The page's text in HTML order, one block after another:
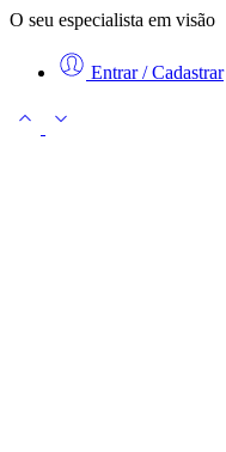
O seu especialista em visão
Entrar / Cadastrar